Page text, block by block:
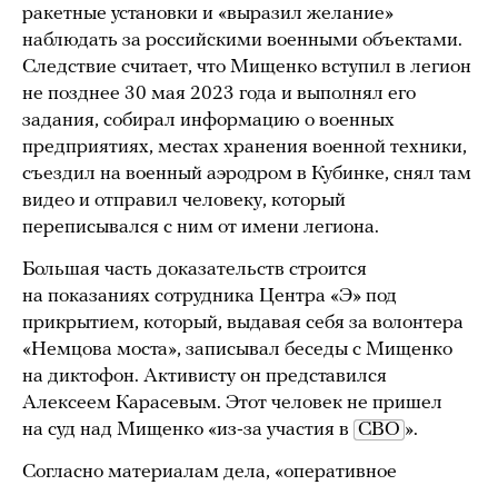
ракетные установки и «выразил желание»
наблюдать за российскими военными объектами.
Следствие считает, что Мищенко вступил в легион
не позднее 30 мая 2023 года и выполнял его
задания, собирал информацию о военных
предприятиях, местах хранения военной техники,
съездил на военный аэродром в Кубинке, снял там
видео и отправил человеку, который
переписывался с ним от имени легиона.
Большая часть доказательств строится
на показаниях сотрудника Центра «Э» под
прикрытием, который, выдавая себя за волонтера
«Немцова моста», записывал беседы с Мищенко
на диктофон. Активисту он представился
Алексеем Карасевым. Этот человек не пришел
на суд над Мищенко «из-за участия в СВО ».
Согласно материалам дела, «оперативное